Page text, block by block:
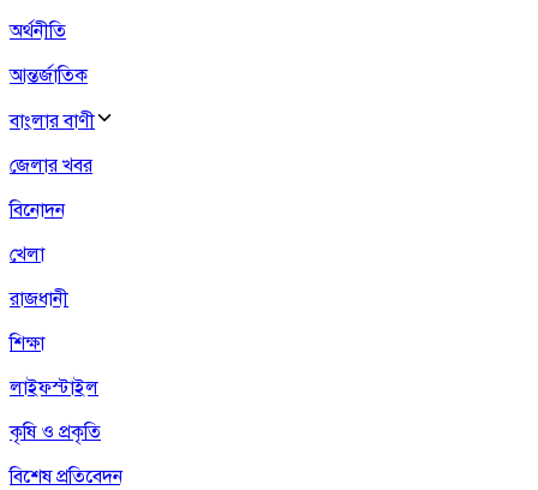
অর্থনীতি
আন্তর্জাতিক
বাংলার বাণী
জেলার খবর
বিনোদন
খেলা
রাজধানী
শিক্ষা
লাইফস্টাইল
কৃষি ও প্রকৃতি
বিশেষ প্রতিবেদন